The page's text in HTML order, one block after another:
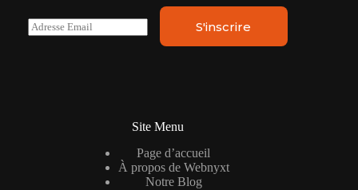
E
m
S'inscrire
Site Menu
Page d’accueil
À propos de Webnyxt
Notre Blog